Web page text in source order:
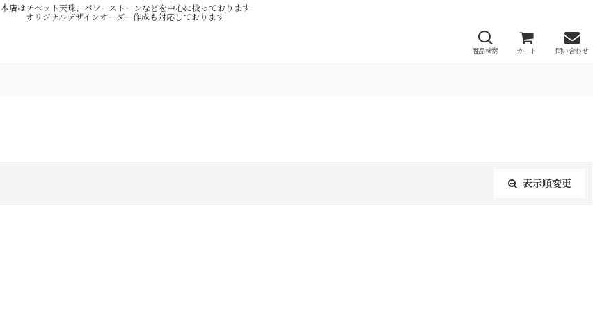
本店はチベット天珠、パワーストーンなどを中心に扱っております
オリジナルデザインオーダー作成も対応しております
商品検索 カート 問い合わせ
表示順変更